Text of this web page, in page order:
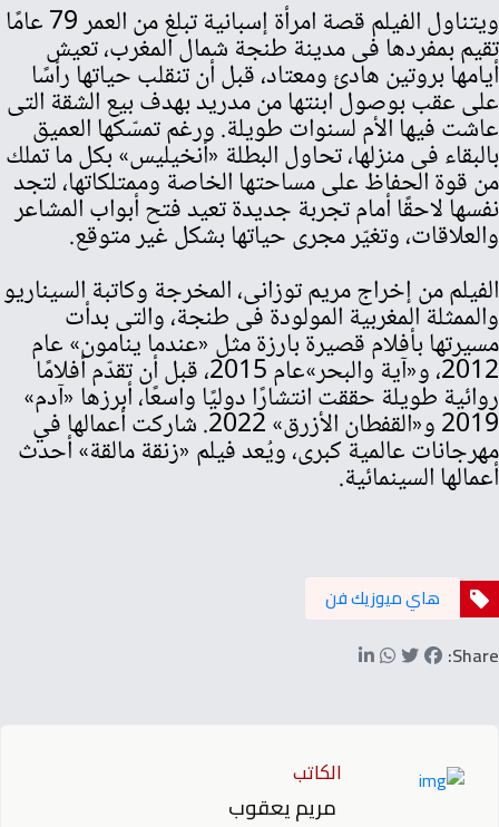
ويتناول الفيلم قصة امرأة إسبانية تبلغ من العمر 79 عامًا
تقيم بمفردها فى مدينة طنجة شمال المغرب، تعيش
أيامها بروتين هادئ ومعتاد، قبل أن تنقلب حياتها رأسًا
على عقب بوصول ابنتها من مدريد بهدف بيع الشقة التى
عاشت فيها الأم لسنوات طويلة. ورغم تمسّكها العميق
بالبقاء فى منزلها، تحاول البطلة «أنخيليس» بكل ما تملك
من قوة الحفاظ على مساحتها الخاصة وممتلكاتها، لتجد
نفسها لاحقًا أمام تجربة جديدة تعيد فتح أبواب المشاعر
والعلاقات، وتغيّر مجرى حياتها بشكل غير متوقع.
الفيلم من إخراج مريم توزانى، المخرجة وكاتبة السيناريو
والممثلة المغربية المولودة فى طنجة، والتى بدأت
مسيرتها بأفلام قصيرة بارزة مثل «عندما ينامون» عام
2012، و«آية والبحر»عام 2015، قبل أن تقدّم أفلامًا
روائية طويلة حققت انتشارًا دوليًا واسعًا، أبرزها «آدم»
2019 و«القفطان الأزرق» 2022. شاركت أعمالها في
مهرجانات عالمية كبرى، ويُعد فيلم «زنقة مالقة» أحدث
أعمالها السينمائية.
هاي ميوزيك فن
Share:
الكاتب
مريم يعقوب